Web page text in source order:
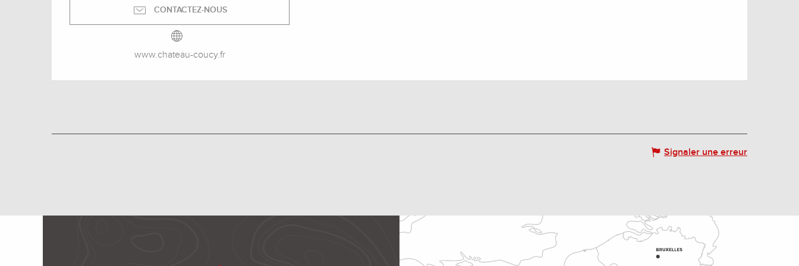
CONTACTEZ-NOUS
www.chateau-coucy.fr
Signaler une erreur